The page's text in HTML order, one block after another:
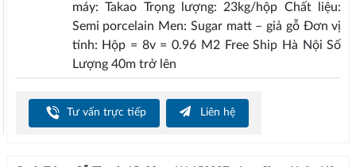
máy: Takao Trọng lượng: 23kg/hộp Chất liệu:
Semi porcelain Men: Sugar matt – giả gỗ Đơn vị
tính: Hộp = 8v = 0.96 M2 Free Ship Hà Nội Số
Lượng 40m trở lên
Tư vấn trực tiếp Liên hệ